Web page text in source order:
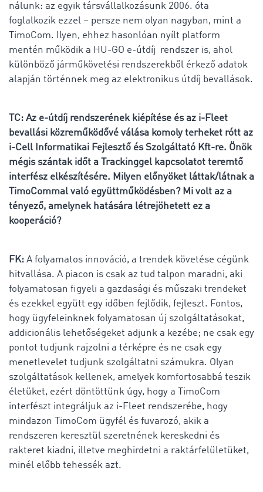
nálunk: az egyik társvállalkozásunk 2006. óta
foglalkozik ezzel – persze nem olyan nagyban, mint a
TimoCom. Ilyen, ehhez hasonlóan nyílt platform
mentén működik a HU-GO e-útdíj rendszer is, ahol
különböző járműkövetési rendszerekből érkező adatok
alapján történnek meg az elektronikus útdíj bevallások.
TC: Az e-útdíj rendszerének kiépítése és az i-Fleet
bevallási közreműködővé válása komoly terheket rótt az
i-Cell Informatikai Fejlesztő és Szolgáltató Kft-re. Önök
mégis szántak időt a Trackinggel kapcsolatot teremtő
interfész elkészítésére. Milyen előnyöket láttak/látnak a
TimoCommal való együttműködésben? Mi volt az a
tényező, amelynek hatására létrejöhetett ez a
kooperáció?
FK: A folyamatos innováció, a trendek követése cégünk
hitvallása. A piacon is csak az tud talpon maradni, aki
folyamatosan figyeli a gazdasági és műszaki trendeket
és ezekkel együtt egy időben fejlődik, fejleszt. Fontos,
hogy ügyfeleinknek folyamatosan új szolgáltatásokat,
addicionális lehetőségeket adjunk a kezébe; ne csak egy
pontot tudjunk rajzolni a térképre és ne csak egy
menetlevelet tudjunk szolgáltatni számukra. Olyan
szolgáltatások kellenek, amelyek komfortosabbá teszik
életüket, ezért döntöttünk úgy, hogy a TimoCom
interfészt integráljuk az i-Fleet rendszerébe, hogy
mindazon TimoCom ügyfél és fuvarozó, akik a
rendszeren keresztül szeretnének kereskedni és
rakteret kiadni, illetve meghirdetni a raktárfelületüket,
minél előbb tehessék azt.